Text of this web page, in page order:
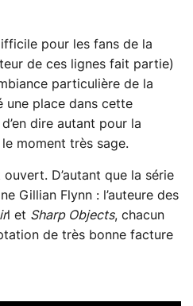
pour les fans de la
de ces lignes fait partie)
particulière de la
une place dans cette
dire autant pour la
moment très sage.
D’autant que la série
Gillian Flynn : l’auteure des
l et Sharp Objects, chacun
de très bonne facture